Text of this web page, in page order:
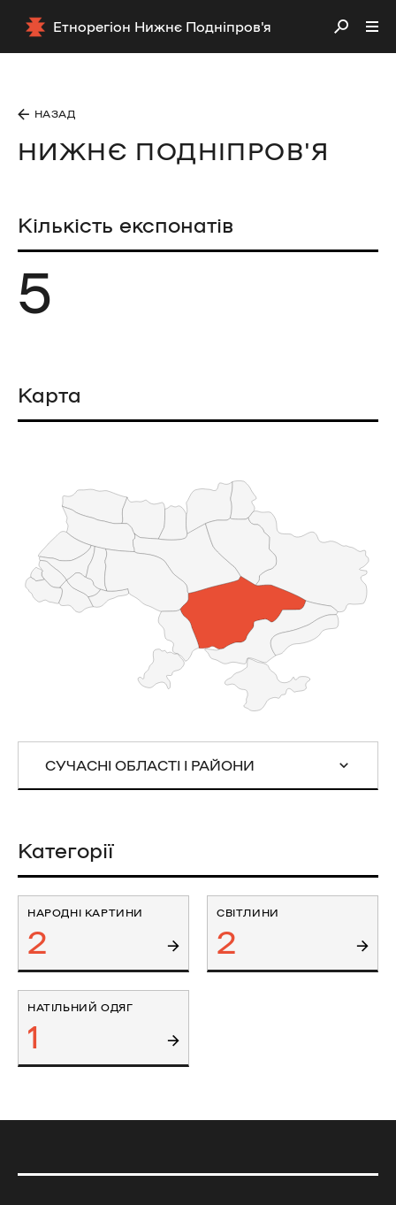
Етнорегіон Нижнє Подніпров'я
НАЗАД
НИЖНЄ ПОДНІПРОВ'Я
Кількість експонатів
5
Категорії
НАРОДНІ КАРТИНИ
2
СВІТЛИНИ
2
НАТІЛЬНИЙ ОДЯГ
1
Карта
СУЧАСНІ ОБЛАСТІ І РАЙОНИ